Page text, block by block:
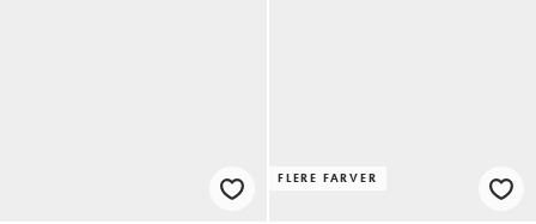
FLERE FARVER